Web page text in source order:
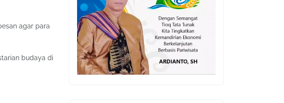
agar para
budaya di